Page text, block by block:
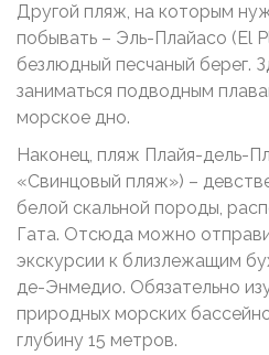
Другой пляж, на которым
побывать – Эль-Плайасо (El
безлюдный песчаный берег.
заниматься подводным
морское дно.
Наконец, пляж Плайя-дель-
«Свинцовый пляж») –
белой скальной породы,
Гата. Отсюда можно
экскурсии к близлежащим
де-Энмедио. Обязательно
природных морских
глубину 15 метров.